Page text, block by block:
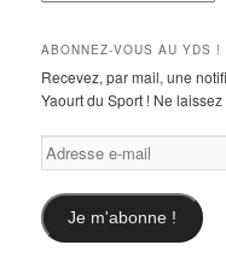
ABONNEZ-VOUS AU YDS !
Recevez, par mail, une
Yaourt du Sport ! Ne
Adresse
e-
mail
Je m'abonne !